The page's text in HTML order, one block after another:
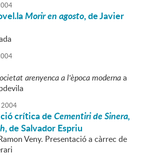
Morir en agosto, de Javier
arenyenca a l'època modernaa
2004
crítica deCementiri de Sinera,
, de Salvador Espriu
Veny. Presentació a càrrec de